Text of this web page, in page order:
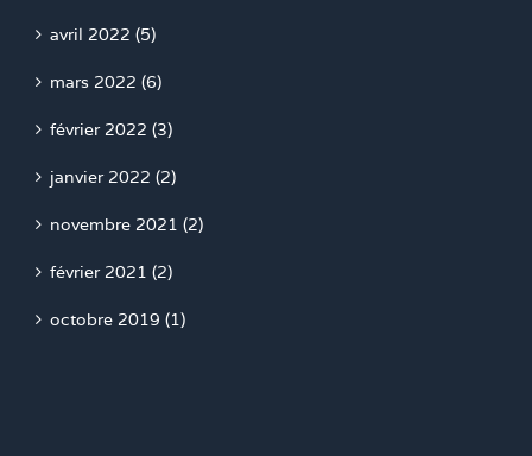
avril 2022 (5)
mars 2022 (6)
février 2022 (3)
janvier 2022 (2)
novembre 2021 (2)
février 2021 (2)
octobre 2019 (1)